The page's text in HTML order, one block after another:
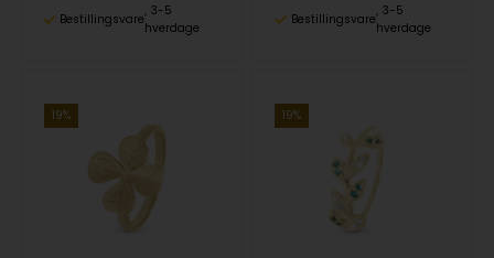
Bestillingsvare
3-5
hverdage
Bestillingsvare
3-5
hverdage
19% 19%